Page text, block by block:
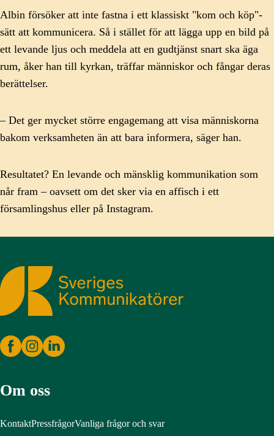
Albin försöker att inte fastna i ett klassiskt "kom och köp"-
sätt att kommunicera. Så i stället för att lägga upp en bild på
ett levande ljus och meddela att en gudtjänst snart ska äga
rum, åker han till kyrkan, träffar människor och fångar deras
berättelser.
– Det ger mycket större engagemang att visa människorna
bakom verksamheten än att bara informera, säger han.
Resultatet? En levande och mänsklig kommunikation som
når fram – oavsett om det sker via en affisch i ett
församlingshus eller på Instagram.
Sveriges Kommunikatörer
Om oss
KontaktPressfrågorVanliga frågor och svar